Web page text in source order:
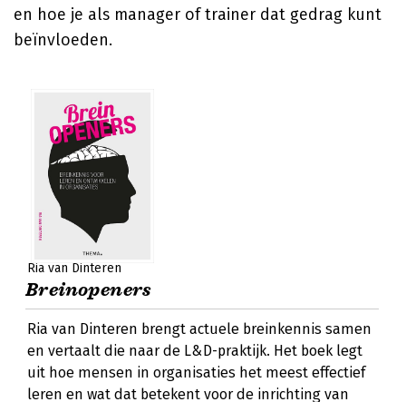
en hoe je als manager of trainer dat gedrag kunt
beïnvloeden.
Ria van Dinteren
Breinopeners
Ria van Dinteren brengt actuele breinkennis samen
en vertaalt die naar de L&D-praktijk. Het boek legt
uit hoe mensen in organisaties het meest effectief
leren en wat dat betekent voor de inrichting van